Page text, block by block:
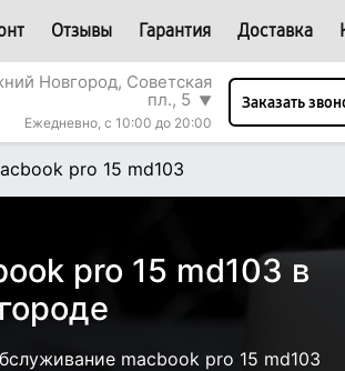
Отзывы Гарантия Доставка
Новгород, Советская
пл., 5 ▼
Ежедневно, с 10:00 до 20:00
Заказать
pro 15 md103
pro 15 md103 в
macbook pro 15 md103